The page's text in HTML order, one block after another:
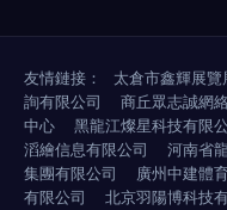
友情鏈接： 太倉市鑫輝展
詢有限公司
商丘眾志誠網
中心
黑龍江燦星科技有限
滔繪信息有限公司
河南省
集團有限公司
廣州中建體
有限公司
北京羽陽博科技